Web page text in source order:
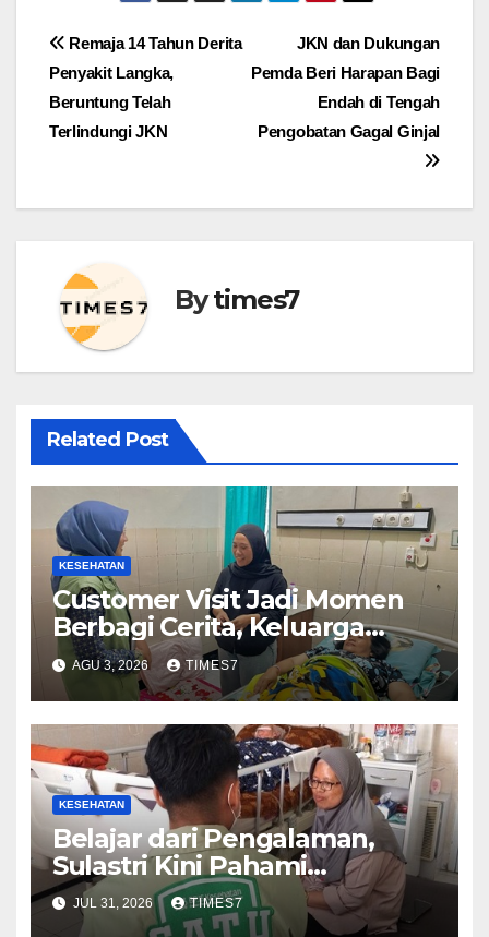
Navigasi
pos
JKN dan Dukungan
Pemda Beri Harapan Bagi
Endah di Tengah
Pengobatan Gagal Ginjal
Remaja 14 Tahun Derita
Penyakit Langka,
Beruntung Telah
Terlindungi JKN
Bytimes7
Related Post
KESEHATAN
Customer Visit Jadi Momen
Berbagi Cerita, Keluarga
Nurhayati Rasakan Manfaat
NyataProgram JKN
AGU 3, 2026 TIMES7
KESEHATAN
Belajar dari Pengalaman,
Sulastri Kini Pahami
Pentingnya Menjaga
Kepesertaan JKNTetap Aktif
JUL 31, 2026 TIMES7